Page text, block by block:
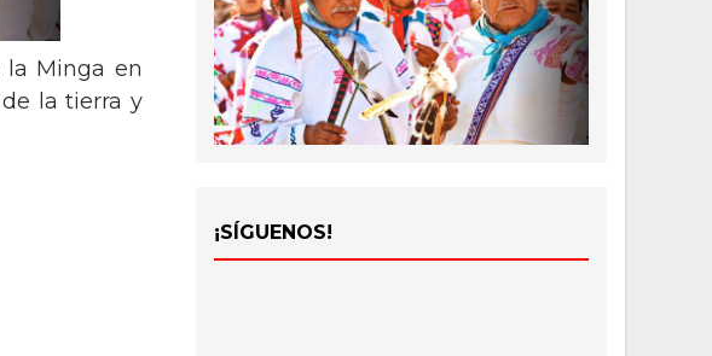
la Minga en
la tierra y
¡SÍGUENOS!